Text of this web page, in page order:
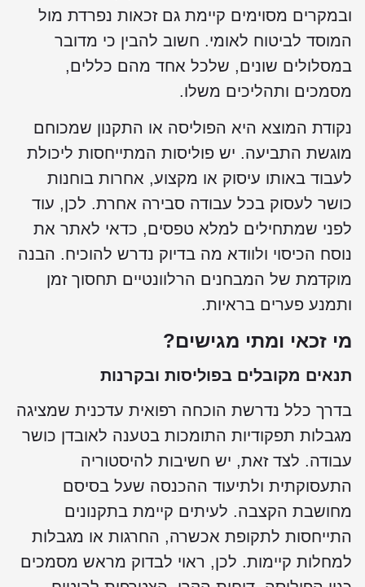
ובמקרים מסוימים קיימת גם זכאות נפרדת מול
המוסד לביטוח לאומי. חשוב להבין כי מדובר
במסלולים שונים, שלכל אחד מהם כללים,
מסמכים ותהליכים משלו.
נקודת המוצא היא הפוליסה או התקנון שמכוחם
מוגשת התביעה. יש פוליסות המתייחסות ליכולת
לעבוד באותו עיסוק או מקצוע, אחרות בוחנות
כושר לעסוק בכל עבודה סבירה אחרת. לכן, עוד
לפני שמתחילים למלא טפסים, כדאי לאתר את
נוסח הכיסוי ולוודא מה בדיוק נדרש להוכיח. הבנה
מוקדמת של המבחנים הרלוונטיים תחסוך זמן
ותמנע פערים בראיות.
מי זכאי ומתי מגישים?
תנאים מקובלים בפוליסות ובקרנות
בדרך כלל נדרשת הוכחה רפואית עדכנית שמציגה
מגבלות תפקודיות התומכות בטענה לאובדן כושר
עבודה. לצד זאת, יש חשיבות להיסטוריה
התעסוקתית ולתיעוד ההכנסה שעל בסיסם
מחושבת הקצבה. לעיתים קיימת בתקנונים
התייחסות לתקופת אכשרה, החרגות או מגבלות
למחלות קיימות. לכן, ראוי לבדוק מראש מסמכים